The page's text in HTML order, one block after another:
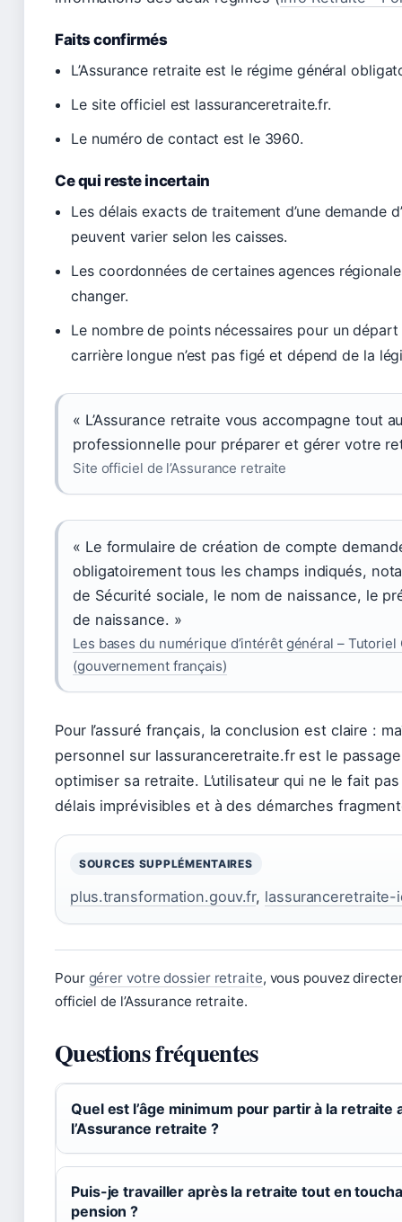
Faits confirmés
L’Assurance retraite est le régime général
Le site officiel est lassuranceretraite.fr.
Le numéro de contact est le 3960.
Ce qui reste incertain
Les délais exacts de traitement d’une demande
peuvent varier selon les caisses.
Les coordonnées de certaines agences
changer.
Le nombre de points nécessaires pour un
carrière longue n’est pas figé et dépend de la
« L’Assurance retraite vous accompagne tout
professionnelle pour préparer et gérer votre
Site officiel de l’Assurance retraite
« Le formulaire de création de compte
obligatoirement tous les champs indiqués,
de Sécurité sociale, le nom de naissance, le
de naissance. »
Les bases du numérique d’intérêt général – Tutoriel
(gouvernement français)
Pour l’assuré français, la conclusion est claire :
personnel sur lassuranceretraite.fr est le
optimiser sa retraite. L’utilisateur qui ne le fait pas
délais imprévisibles et à des démarches
SOURCES SUPPLÉMENTAIRES
plus.transformation.gouv.fr, lassuranceretraite-
Pour gérer votre dossier retraite, vous pouvez
officiel de l’Assurance retraite.
Questions fréquentes
Quel est l’âge minimum pour partir à la retraite
l’Assurance retraite ?
Puis-je travailler après la retraite tout en
pension ?